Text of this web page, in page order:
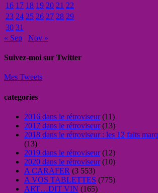
16 17 18 19 20 21 22
23 24 25 26 27 28 29
30 31
« Sep
Nov »
Suivez-moi sur Twitter
Mes Tweets
categories
2016 dans le rétroviseur(11)
2017 dans le rétroviseur(13)
2018 dans le rétroviseur : les 12 faits
(13)
2019 dans le rétroviseur(12)
2020 dans le rétroviseur(10)
A CARAFER (3 553)
A VOS TABLETTES (775)
ART…DIT VIN (165)